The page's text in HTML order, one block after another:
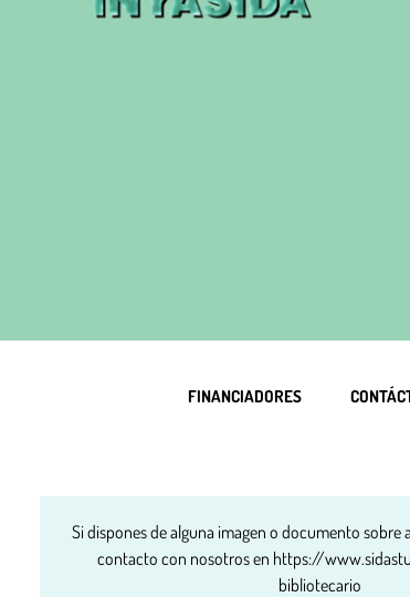
FINANCIADORES
Si dispones de alguna imagen o documento sobre
contacto con nosotros en https://
bibliotecario